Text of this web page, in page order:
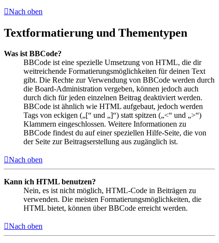
Nach oben
Textformatierung und Thementypen
Was ist BBCode?
BBCode ist eine spezielle Umsetzung von HTML, die dir
weitreichende Formatierungsmöglichkeiten für deinen Text
gibt. Die Rechte zur Verwendung von BBCode werden durch
die Board-Administration vergeben, können jedoch auch
durch dich für jeden einzelnen Beitrag deaktiviert werden.
BBCode ist ähnlich wie HTML aufgebaut, jedoch werden
Tags von eckigen („[“ und „]“) statt spitzen („<“ und „>“)
Klammern eingeschlossen. Weitere Informationen zu
BBCode findest du auf einer speziellen Hilfe-Seite, die von
der Seite zur Beitragserstellung aus zugänglich ist.
Nach oben
Kann ich HTML benutzen?
Nein, es ist nicht möglich, HTML-Code in Beiträgen zu
verwenden. Die meisten Formatierungsmöglichkeiten, die
HTML bietet, können über BBCode erreicht werden.
Nach oben